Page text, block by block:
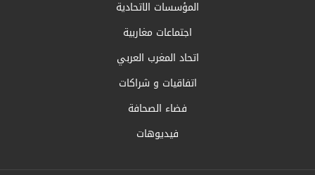
المؤسسات الاتحادية
اجتماعات مغاربية
اتحاد المغرب العربي
اتفاقيات و شراكات
فضاء الصحافة
فيديوهات